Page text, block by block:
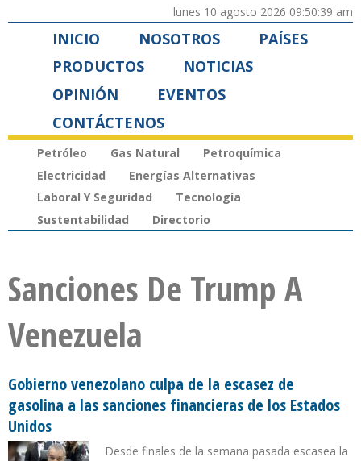
lunes 10 agosto 2026 09:50:39 am
INICIO NOSOTROS
PAÍSES
PRODUCTOS
NOTICIAS
OPINIÓN
EVENTOS
CONTÁCTENOS
Petróleo Gas Natural
Petroquímica
Electricidad
Energías Alternativas
Laboral Y Seguridad
Tecnología
Sustentabilidad
Directorio
Sanciones De Trump A
Venezuela
Gobierno venezolano culpa de la escasez de
gasolina a las sanciones financieras de los Estados
Unidos
Desde finales de la semana pasada escasea la